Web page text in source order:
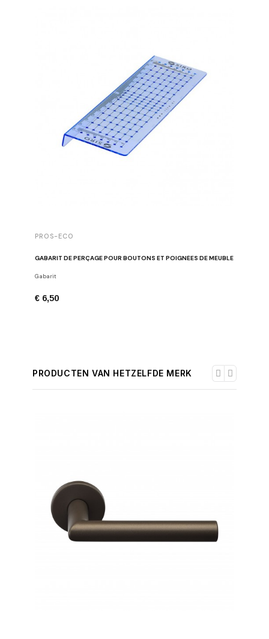
PROS-ECO
GABARIT DE PERÇAGE POUR BOUTONS ET POIGNÉES DE MEUBLE
Gabarit
€ 6,50
PRODUCTEN VAN HETZELFDE MERK